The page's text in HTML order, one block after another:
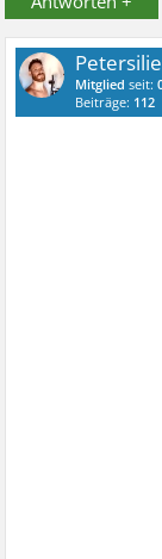
Mitglied seit:
Beiträge: 112